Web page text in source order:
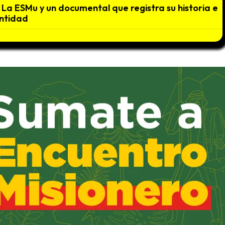
La ESMu y un documental que registra su historia e